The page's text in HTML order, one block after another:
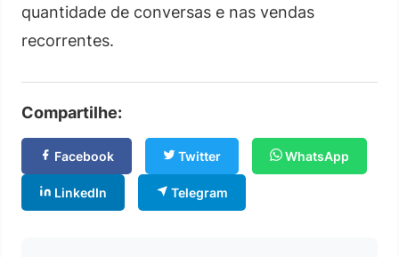
quantidade de conversas e nas vendas
recorrentes.
Compartilhe:
Facebook Twitter WhatsApp
LinkedIn Telegram